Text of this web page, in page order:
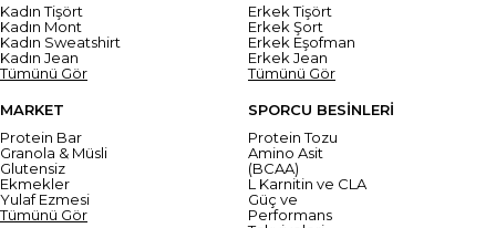
Kadın Tişört
Kadın Mont
Kadın Sweatshirt
Kadın Jean
Tümünü Gör
Erkek Tişört
Erkek Şort
Erkek Eşofman
Erkek Jean
Tümünü Gör
MARKET
Protein Bar
Granola & Müsli
Glutensiz
Ekmekler
Yulaf Ezmesi
Tümünü Gör
SPORCU BESİNLERİ
Protein Tozu
Amino Asit
(BCAA)
L Karnitin ve CLA
Güç ve
Performans